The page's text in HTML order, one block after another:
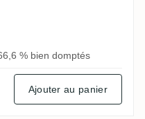
% bien domptés
Ajouter au panier